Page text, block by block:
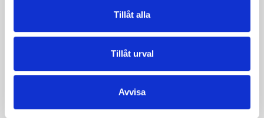
Tillåt alla
Tillåt urval
Avvisa